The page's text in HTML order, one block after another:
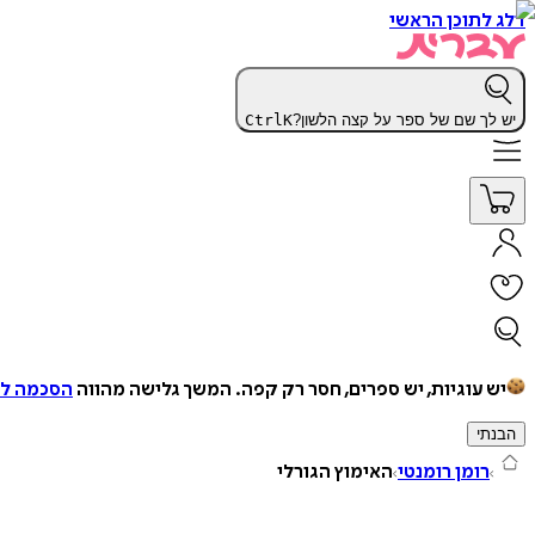
דלג לתוכן הראשי
יש לך שם של ספר על קצה הלשון? CtrlK
יש עוגיות, יש ספרים, חסר רק קפה. המשך גלישה מהווה הסכמה
הבנתי
רומן רומנטי האימוץ הגורלי